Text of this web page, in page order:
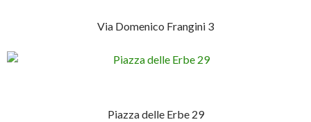
Via Domenico Frangini 3
Piazza delle Erbe 29